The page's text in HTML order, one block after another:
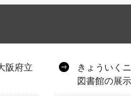
阪府立
きょういく
図書館の展